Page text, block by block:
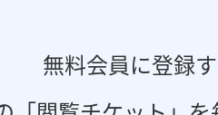
無料会員に登録